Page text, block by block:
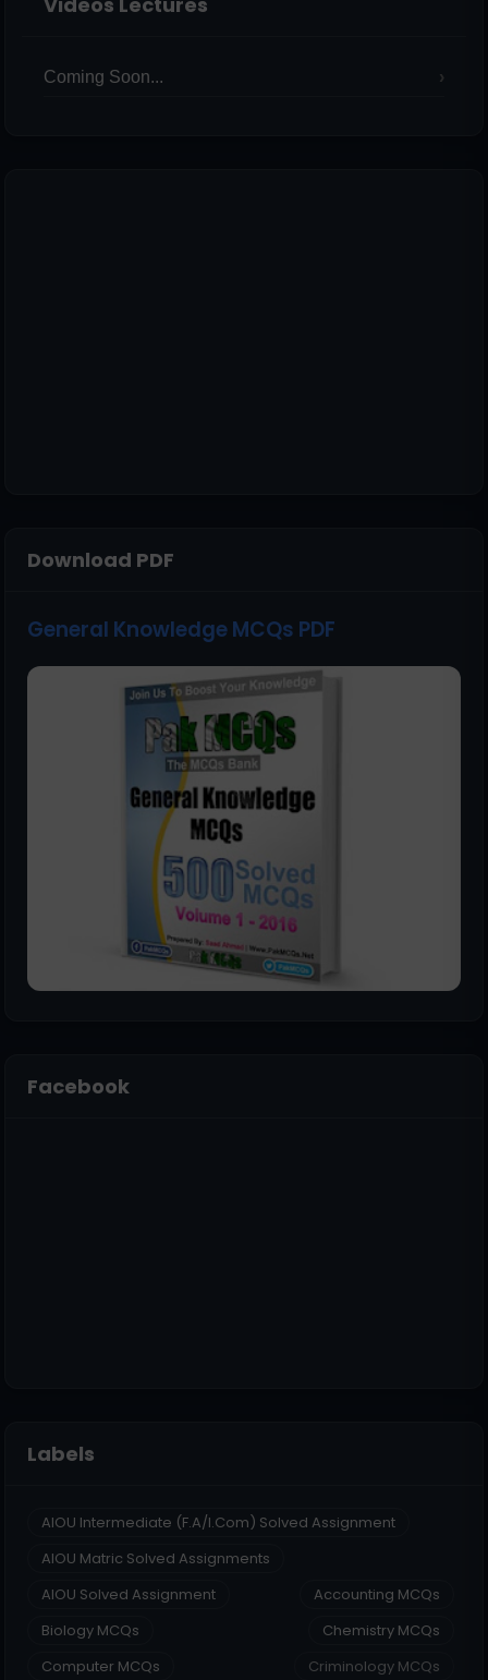
Coming Soon...
Download PDF
General Knowledge MCQs PDF
Facebook
Labels
AIOU Intermediate (F.A/I.Com) Solved Assignment
AIOU Matric Solved Assignments
AIOU Solved Assignment
Accounting MCQs
Biology MCQs
Chemistry MCQs
Computer MCQs
Criminology MCQs